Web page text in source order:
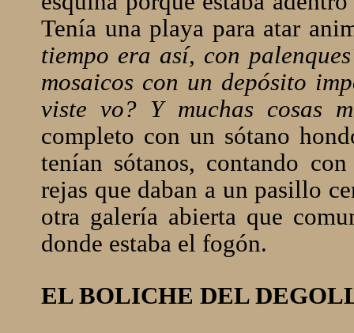
Tenía una playa para atar
tiempo era así, con
mosaicos con un depósito
viste vo? Y muchas cosas
completo con un sótano
tenían sótanos, contando
rejas que daban a un pasillo
otra galería abierta que
donde estaba el fogón.
EL BOLICHE DEL